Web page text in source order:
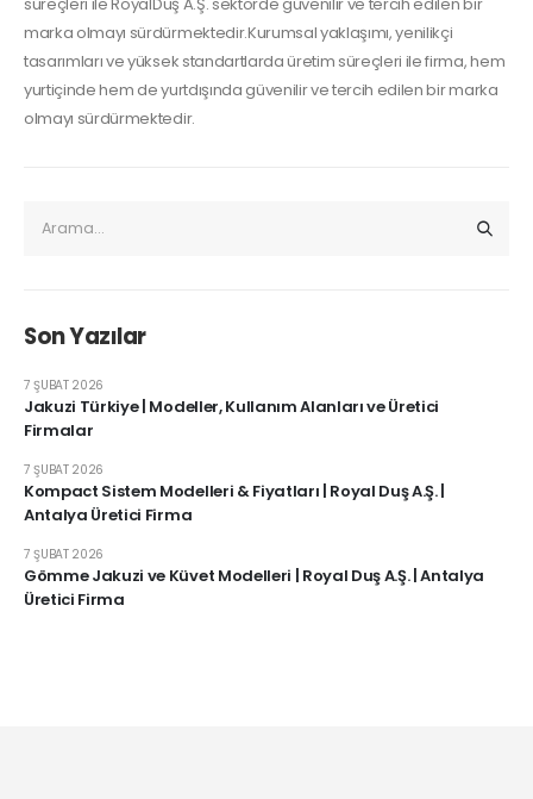
süreçleri ile RoyalDuş A.Ş. sektörde güvenilir ve tercih edilen bir
marka olmayı sürdürmektedir.Kurumsal yaklaşımı, yenilikçi
tasarımları ve yüksek standartlarda üretim süreçleri ile firma, hem
yurtiçinde hem de yurtdışında güvenilir ve tercih edilen bir marka
olmayı sürdürmektedir.
Son Yazılar
Jakuzi Türkiye | Modeller, Kullanım Alanları ve Üretici
Firmalar
7 ŞUBAT 2026
Kompact Sistem Modelleri & Fiyatları | Royal Duş A.Ş. |
Antalya Üretici Firma
7 ŞUBAT 2026
Gömme Jakuzi ve Küvet Modelleri | Royal Duş A.Ş. | Antalya
Üretici Firma
7 ŞUBAT 2026